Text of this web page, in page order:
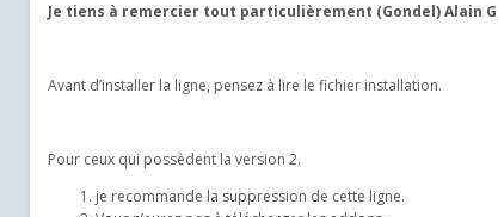
Je tiens à remercier tout particulièrement (Gondel) Alain
Avant d’installer la ligne, pensez à lire le fichier installation.
Pour ceux qui possèdent la version 2.
je recommande la suppression de cette ligne.